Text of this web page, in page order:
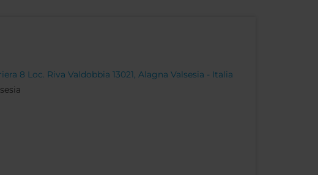
8 Loc. Riva Valdobbia 13021, Alagna Valsesia - Italia